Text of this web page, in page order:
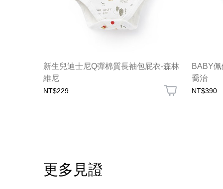
新生兒迪士尼Q彈棉質長袖包屁衣-森林
維尼
NT$229
BABY
喬治
NT$390
更多見證